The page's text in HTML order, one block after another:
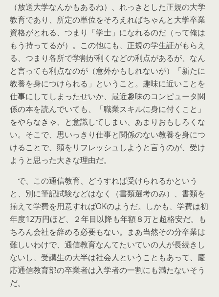
（放送大学なんかもあるね）、れっきとした正規の大学
教育であり、所定の単位をそろえればちゃんと大学卒業
資格がとれる、つまり「学士」になれるのだ（って俺は
もう持ってるが）。この他にも、正規の学生証がもらえ
る、つまり各所で学割が利くなどの利点があるが、なん
と言っても利点なのが（意外かもしれないが）「新たに
教養を身につけられる」ということ。趣味に近いことを
仕事にしてしまったせいか、最近趣味のコンピュータ関
係の本を読んでいても、「職業スキルに身に付くこと」
をやらなきゃ、と意識してしまい、あまりおもしろくな
い。そこで、思いっきり仕事と関係のない教養を身につ
けることで、頭をリフレッシュしようと言うのが、受け
ようと思った大きな理由だ。
で、この通信教育、どうすれば受けられるかという
と、別に筆記試験などはなく（書類選考のみ）、書類を
揃えて学費を用意すればOKのようだ。しかも、学費は初
年度12万円ほど、２年目以降も年額８万と超格安だ。も
ちろん会社を辞める必要もない。まあ当然その分卒業は
難しいわけで、通信教育なんてたいていの人が長続きし
ないし、受講生の大半は社会人ということもあって、慶
応通信教育部の卒業者は入学者の一割にも満たないそう
だ。